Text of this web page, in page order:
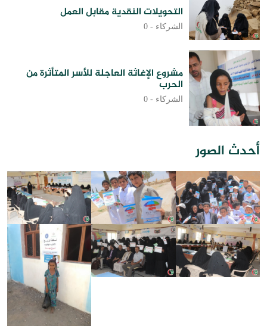
التحويلات النقدية مقابل العمل
الشركاء - 0
مشروع الإغاثة العاجلة للأسر المتأثرة من
الحرب
الشركاء - 0
أحدث الصور